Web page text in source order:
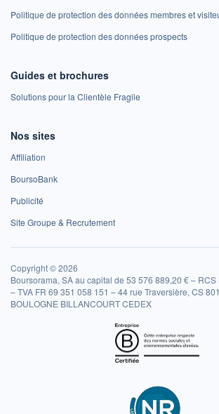
Politique de protection des données membres et
Politique de protection des données prospects
Guides et brochures
Solutions pour la Clientèle Fragile
Nos sites
Affiliation
BoursoBank
Publicité
Site Groupe & Recrutement
Copyright © 2026
Boursorama, SA au capital de 53 576 889,20 € –
– TVA FR 69 351 058 151 – 44 rue Traversière, CS
BOULOGNE BILLANCOURT CEDEX